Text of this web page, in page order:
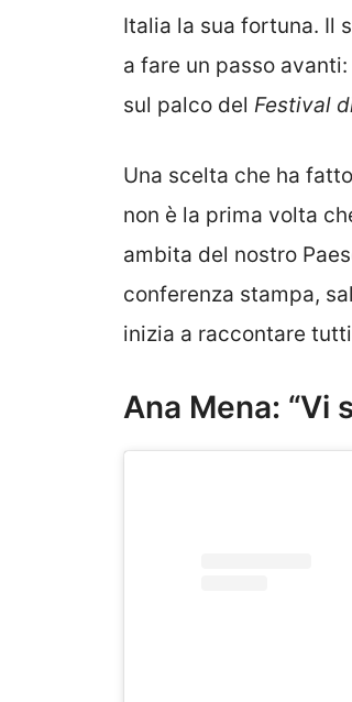
Italia la sua fortuna. Il
a fare un passo
sul palco del Festival
Una scelta che ha
non è la prima volta
ambita del nostro
conferenza stampa,
inizia a raccontare
Ana Mena: “Vi